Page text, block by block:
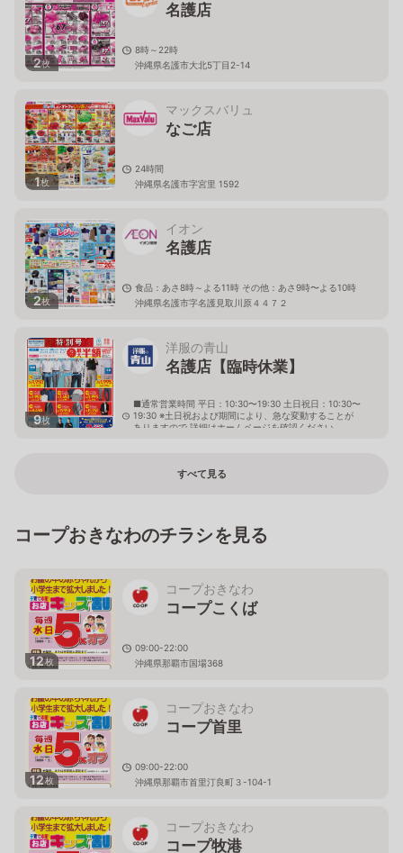
2枚
名護店
8時～22時
沖縄県名護市大北5丁目2-14
1枚
マックスバリュ
なご店
24時間
沖縄県名護市字宮里 1592
2枚
イオン
名護店
食品：あさ8時～よる11時 その他：あさ9時〜よる10時
沖縄県名護市字名護見取川原４４７２
9枚
洋服の青山
名護店【臨時休業】
■通常営業時間 平日：10:30〜19:30 土日祝日：10:30〜
19:30 ※土日祝および期間により、急な変動することが
ありますので 詳細はホームページを確認ください
すべて見る
コープおきなわのチラシを見る
12枚
コープおきなわ
コープこくば
09:00-22:00
沖縄県那覇市国場368
12枚
コープおきなわ
コープ首里
09:00-22:00
沖縄県那覇市首里汀良町３-104-1
コープおきなわ
コープ牧港